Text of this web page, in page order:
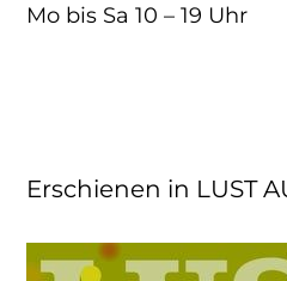
Mo bis Sa 10 – 19 Uhr
Erschienen in LUST